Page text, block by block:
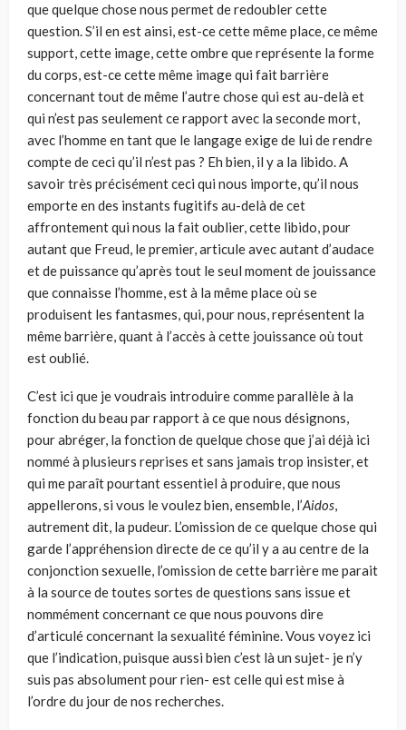
que quelque chose nous permet de redoubler cette
question. S’il en est ainsi, est-ce cette même place, ce même
support, cette image, cette ombre que représente la forme
du corps, est-ce cette même image qui fait barrière
concernant tout de même l’autre chose qui est au-delà et
qui n’est pas seu­lement ce rapport avec la seconde mort,
avec l’homme en tant que le lan­gage exige de lui de rendre
compte de ceci qu’il n’est pas ? Eh bien, il y a la libido. A
savoir très précisément ceci qui nous importe, qu’il nous
emporte en des instants fugitifs au-delà de cet
affrontement qui nous la fait oublier, cette libido, pour
autant que Freud, le premier, articule avec autant d’audace
et de puissance qu’après tout le seul moment de jouis­sance
que connaisse l’homme, est à la même place où se
produisent les fantasmes, qui, pour nous, représentent la
même barrière, quant à l’accès à cette jouissance où tout
est oublié.
C’est ici que je voudrais introduire comme parallèle à la
fonction du beau par rapport à ce que nous désignons,
pour abréger, la fonction de quelque chose que j’ai déjà ici
nommé à plusieurs reprises et sans jamais trop insister, et
qui me paraît pourtant essentiel à produire, que nous
appellerons, si vous le voulez bien, ensemble, l’Aidos,
autrement dit, la pudeur. L’omission de ce quelque chose qui
garde l’appréhension directe de ce qu’il y a au centre de la
conjonction sexuelle, l’omission de cette barrière me parait
à la source de toutes sortes de questions sans issue et
nom­mément concernant ce que nous pouvons dire
d’articulé concernant la sexualité féminine. Vous voyez ici
que l’indication, puisque aussi bien c’est là un sujet- je n’y
suis pas absolument pour rien- est celle qui est mise à
l’ordre du jour de nos recherches.